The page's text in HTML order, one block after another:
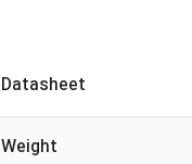
Datasheet
Weight